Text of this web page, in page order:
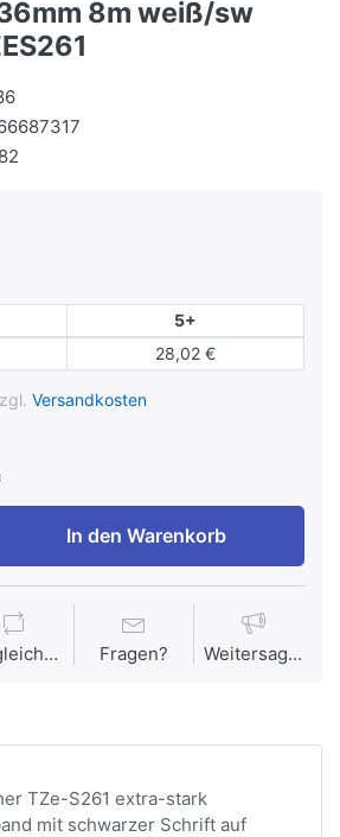
8m weiß/sw
5+
28,02 €
Versandkosten
In den Warenkorb
Vergleichen Fragen? Weitersagen
TZe-S261 extra-stark
mit schwarzer Schrift auf